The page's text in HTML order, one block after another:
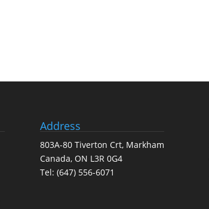
Address
803A-80 Tiverton Crt, Markham
Canada, ON L3R 0G4
Tel: (647) 556-6071